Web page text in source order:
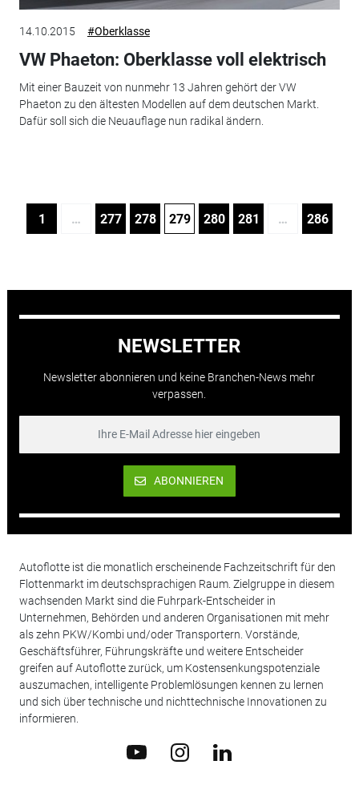
14.10.2015 #Oberklasse
VW Phaeton: Oberklasse voll elektrisch
Mit einer Bauzeit von nunmehr 13 Jahren gehört der VW
Phaeton zu den ältesten Modellen auf dem deutschen Markt.
Dafür soll sich die Neuauflage nun radikal ändern.
1 … 277 278 279 280 281 … 286
NEWSLETTER
Newsletter abonnieren und keine Branchen-News mehr
verpassen.
ABONNIEREN
Autoflotte ist die monatlich erscheinende Fachzeitschrift für den
Flottenmarkt im deutschsprachigen Raum. Zielgruppe in diesem
wachsenden Markt sind die Fuhrpark-Entscheider in
Unternehmen, Behörden und anderen Organisationen mit mehr
als zehn PKW/Kombi und/oder Transportern. Vorstände,
Geschäftsführer, Führungskräfte und weitere Entscheider
greifen auf Autoflotte zurück, um Kostensenkungspotenziale
auszumachen, intelligente Problemlösungen kennen zu lernen
und sich über technische und nichttechnische Innovationen zu
informieren.